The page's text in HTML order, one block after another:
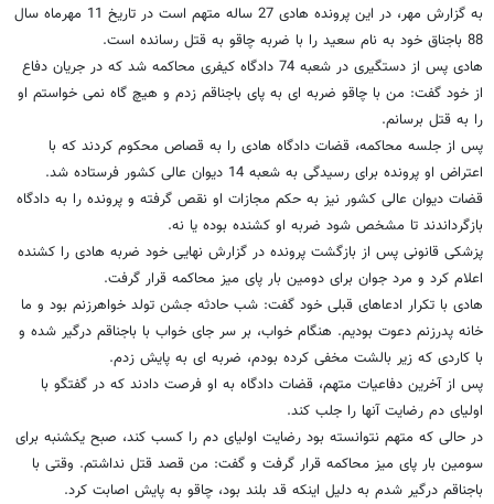
به گزارش مهر، در این پرونده هادی 27 ساله متهم است در تاریخ 11 مهرماه سال
88 باجناق خود به نام سعید را با ضربه چاقو به قتل رسانده است.
هادی پس از دستگیری در شعبه 74 دادگاه کیفری محاکمه شد که در جریان دفاع
از خود گفت: من با چاقو ضربه ای به پای باجناقم زدم و هیچ گاه نمی خواستم او
را به قتل برسانم.
پس از جلسه محاکمه، قضات دادگاه هادی را به قصاص محکوم کردند که با
اعتراض او پرونده برای رسیدگی به شعبه 14 دیوان عالی کشور فرستاده شد.
قضات دیوان عالی کشور نیز به حکم مجازات او نقص گرفته و پرونده را به دادگاه
بازگرداندند تا مشخص شود ضربه او کشنده بوده یا نه.
پزشکی قانونی پس از بازگشت پرونده در گزارش نهایی خود ضربه هادی را کشنده
اعلام کرد و مرد جوان برای دومین بار پای میز محاکمه قرار گرفت.
هادی با تکرار ادعاهای قبلی خود گفت: شب حادثه جشن تولد خواهرزنم بود و ما
خانه پدرزنم دعوت بودیم. هنگام خواب، بر سر جای خواب با باجناقم درگیر شده و
با کاردی که زیر بالشت مخفی کرده بودم، ضربه ای به پایش زدم.
پس از آخرین دفاعیات متهم، قضات دادگاه به او فرصت دادند که در گفتگو با
اولیای دم رضایت آنها را جلب کند.
در حالی که متهم نتوانسته بود رضایت اولیای دم را کسب کند، صبح یکشنبه برای
سومین بار پای میز محاکمه قرار گرفت و گفت: من قصد قتل نداشتم. وقتی با
باجناقم درگیر شدم به دلیل اینکه قد بلند بود، چاقو به پایش اصابت کرد.